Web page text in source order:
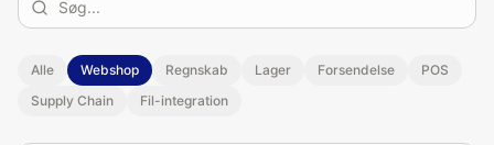
Alle Webshop Regnskab Lager Forsendelse
POS
Supply Chain
Fil-integration